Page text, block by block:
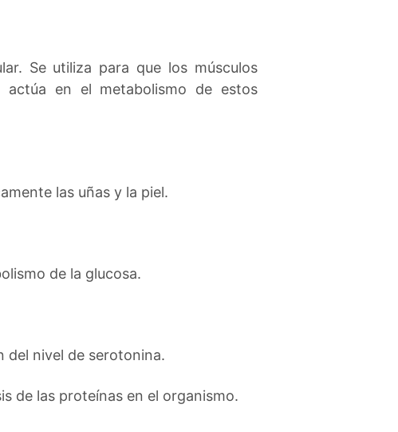
Se utiliza para que los músculos
en el metabolismo de estos
las uñas y la piel.
de la glucosa.
del nivel de serotonina.
de las proteínas en el organismo.